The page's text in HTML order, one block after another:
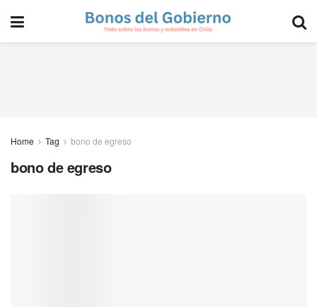
Home Tag bono de egreso
bono de egreso